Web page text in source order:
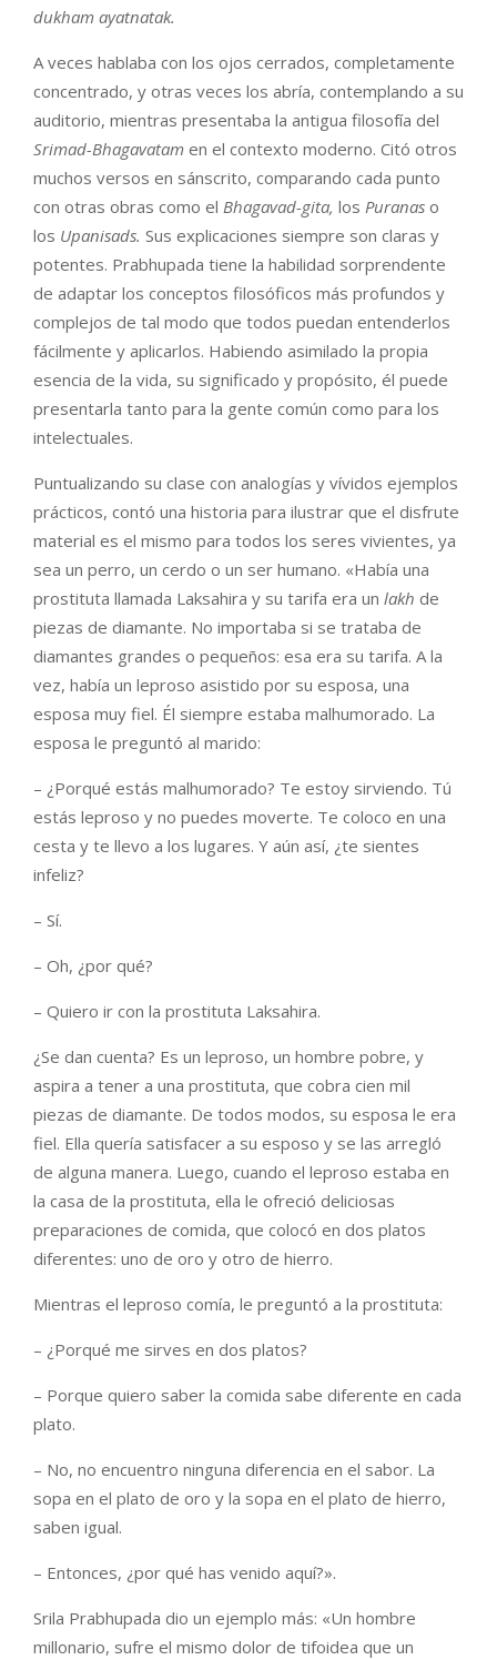
dukham ayatnatak.
A veces hablaba con los ojos cerrados, completamente
concentrado, y otras veces los abría, contemplando a su
auditorio, mientras presentaba la antigua filosofía del
Srimad-Bhagavatam en el contexto moderno. Citó otros
muchos versos en sánscrito, comparando cada punto
con otras obras como el Bhagavad-gita, los Puranas o
los Upanisads. Sus explicaciones siempre son claras y
potentes. Prabhupada tiene la habilidad sorprendente
de adaptar los conceptos filosóficos más profundos y
complejos de tal modo que todos puedan entenderlos
fácilmente y aplicarlos. Habiendo asimilado la propia
esencia de la vida, su significado y propósito, él puede
presentarla tanto para la gente común como para los
intelectuales.
Puntualizando su clase con analogías y vívidos ejemplos
prácticos, contó una historia para ilustrar que el disfrute
material es el mismo para todos los seres vivientes, ya
sea un perro, un cerdo o un ser humano. «Había una
prostituta llamada Laksahira y su tarifa era un lakh de
piezas de diamante. No importaba si se trataba de
diamantes grandes o pequeños: esa era su tarifa. A la
vez, había un leproso asistido por su esposa, una
esposa muy fiel. Él siempre estaba malhumorado. La
esposa le preguntó al marido:
– ¿Porqué estás malhumorado? Te estoy sirviendo. Tú
estás leproso y no puedes moverte. Te coloco en una
cesta y te llevo a los lugares. Y aún así, ¿te sientes
infeliz?
– Sí.
– Oh, ¿por qué?
– Quiero ir con la prostituta Laksahira.
¿Se dan cuenta? Es un leproso, un hombre pobre, y
aspira a tener a una prostituta, que cobra cien mil
piezas de diamante. De todos modos, su esposa le era
fiel. Ella quería satisfacer a su esposo y se las arregló
de alguna manera. Luego, cuando el leproso estaba en
la casa de la prostituta, ella le ofreció deliciosas
preparaciones de comida, que colocó en dos platos
diferentes: uno de oro y otro de hierro.
Mientras el leproso comía, le preguntó a la prostituta:
– ¿Porqué me sirves en dos platos?
– Porque quiero saber la comida sabe diferente en cada
plato.
– No, no encuentro ninguna diferencia en el sabor. La
sopa en el plato de oro y la sopa en el plato de hierro,
saben igual.
– Entonces, ¿por qué has venido aquí?».
Srila Prabhupada dio un ejemplo más: «Un hombre
millonario, sufre el mismo dolor de tifoidea que un